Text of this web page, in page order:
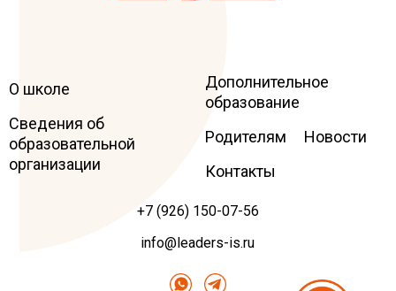
Leaders
International school
О школе
Сведения об
образовательной
организации
Дополнительное
образование
Родителям
Новости
Контакты
+7 (926) 150-07-56
info@leaders-is.ru